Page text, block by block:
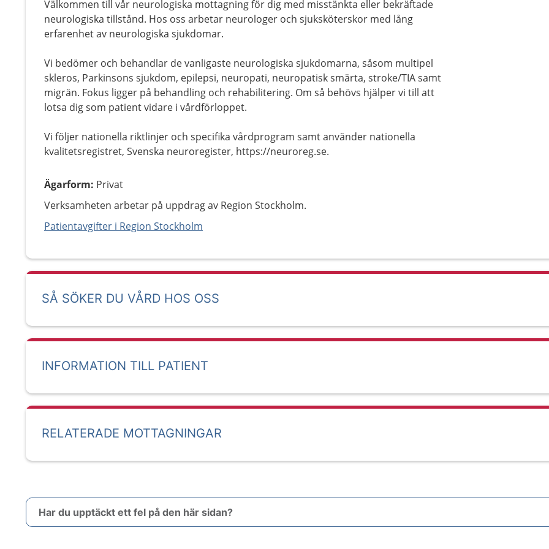
Välkommen till vår neurologiska mottagning för dig med misstänkta eller bekräftade
neurologiska tillstånd. Hos oss arbetar neurologer och sjuksköterskor med lång
erfarenhet av neurologiska sjukdomar.
Vi bedömer och behandlar de vanligaste neurologiska sjukdomarna, såsom multipel
skleros, Parkinsons sjukdom, epilepsi, neuropati, neuropatisk smärta, stroke/TIA samt
migrän. Fokus ligger på behandling och rehabilitering. Om så behövs hjälper vi till att
lotsa dig som patient vidare i vårdförloppet.
Vi följer nationella riktlinjer och specifika vårdprogram samt använder nationella
kvalitetsregistret, Svenska neuroregister, https://neuroreg.se.
Ägarform: Privat
Verksamheten arbetar på uppdrag av Region Stockholm.
Patientavgifter i Region Stockholm
SÅ SÖKER DU VÅRD HOS OSS
INFORMATION TILL PATIENT
RELATERADE MOTTAGNINGAR
Har du upptäckt ett fel på den här sidan?